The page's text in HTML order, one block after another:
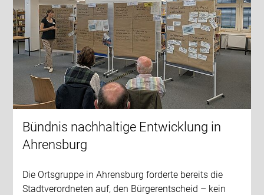
Bündnis nachhaltige Entwicklung in
Ahrensburg
Die Ortsgruppe in Ahrensburg forderte bereits die
Stadtverordneten auf, den Bürgerentscheid – kein